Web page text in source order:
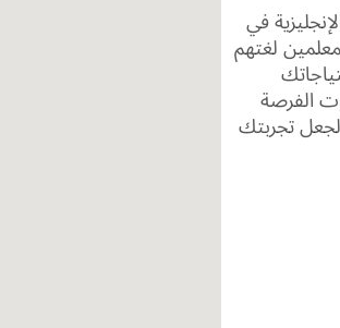
في
لغتهم
الفرصة
تجربتك